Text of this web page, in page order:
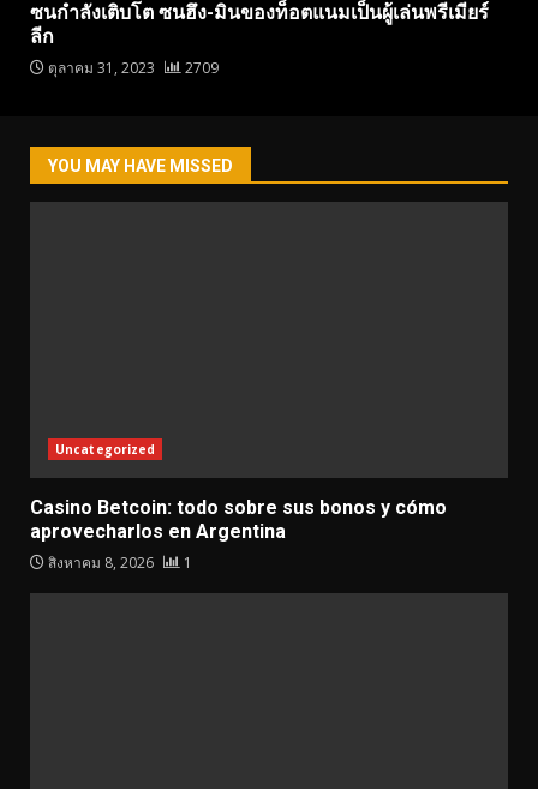
ซนกำลังเติบโต ซนฮึง-มินของท็อตแนมเป็นผู้เล่นพรีเมียร์
ลีก
ตุลาคม 31, 2023 2709
YOU MAY HAVE MISSED
Uncategorized
Casino Betcoin: todo sobre sus bonos y cómo
aprovecharlos en Argentina
สิงหาคม 8, 2026 1